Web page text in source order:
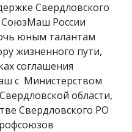
Свердловского
СоюзМаш России
юным талантам
жизненного пути,
соглашения
с Министерством
области,
Свердловского РО